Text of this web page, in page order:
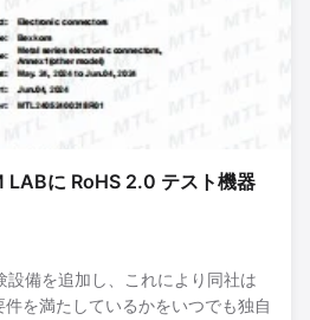
LABに RoHS 2.0 テスト機器
設備を追加し、これにより同社は
を満たしているかをいつでも独自